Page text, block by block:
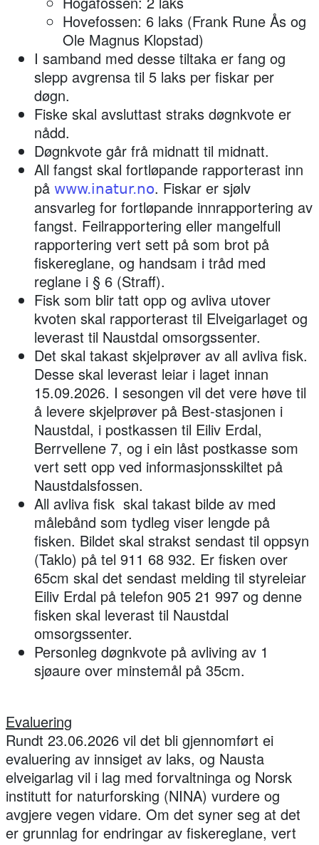
Hovefossen: 6 laks (Frank Rune Ås og
Ole Magnus Klopstad)
I samband med desse tiltaka er fang og
slepp avgrensa til 5 laks per fiskar per
døgn.
Fiske skal avsluttast straks døgnkvote er
nådd.
Døgnkvote går frå midnatt til midnatt.
All fangst skal fortløpande rapporterast inn
på www.inatur.no. Fiskar er sjølv
ansvarleg for fortløpande innrapportering av
fangst. Feilrapportering eller mangelfull
rapportering vert sett på som brot på
fiskereglane, og handsam i tråd med
reglane i § 6 (Straff).
Fisk som blir tatt opp og avliva utover
kvoten skal rapporterast til Elveigarlaget og
leverast til Naustdal omsorgssenter.
Det skal takast skjelprøver av all avliva fisk.
Desse skal leverast leiar i laget innan
15.09.2026. I sesongen vil det vere høve til
å levere skjelprøver på Best-stasjonen i
Naustdal, i postkassen til Eiliv Erdal,
Berrvellene 7, og i ein låst postkasse som
vert sett opp ved informasjonsskiltet på
Naustdalsfossen.
All avliva fisk skal takast bilde av med
målebånd som tydleg viser lengde på
fisken. Bildet skal strakst sendast til oppsyn
(Taklo) på tel 911 68 932. Er fisken over
65cm skal det sendast melding til styreleiar
Eiliv Erdal på telefon 905 21 997 og denne
fisken skal leverast til Naustdal
omsorgssenter.
Personleg døgnkvote på avliving av 1
sjøaure over minstemål på 35cm.
Evaluering
Rundt 23.06.2026 vil det bli gjennomført ei
evaluering av innsiget av laks, og Nausta
elveigarlag vil i lag med forvaltninga og Norsk
institutt for naturforsking (NINA) vurdere og
avgjere vegen vidare. Om det syner seg at det
er grunnlag for endringar av fiskereglane, vert